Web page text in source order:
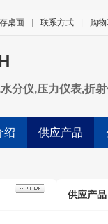
桌面 联系方式 购
分仪,压力仪表,折
绍 供应产品
供应产品